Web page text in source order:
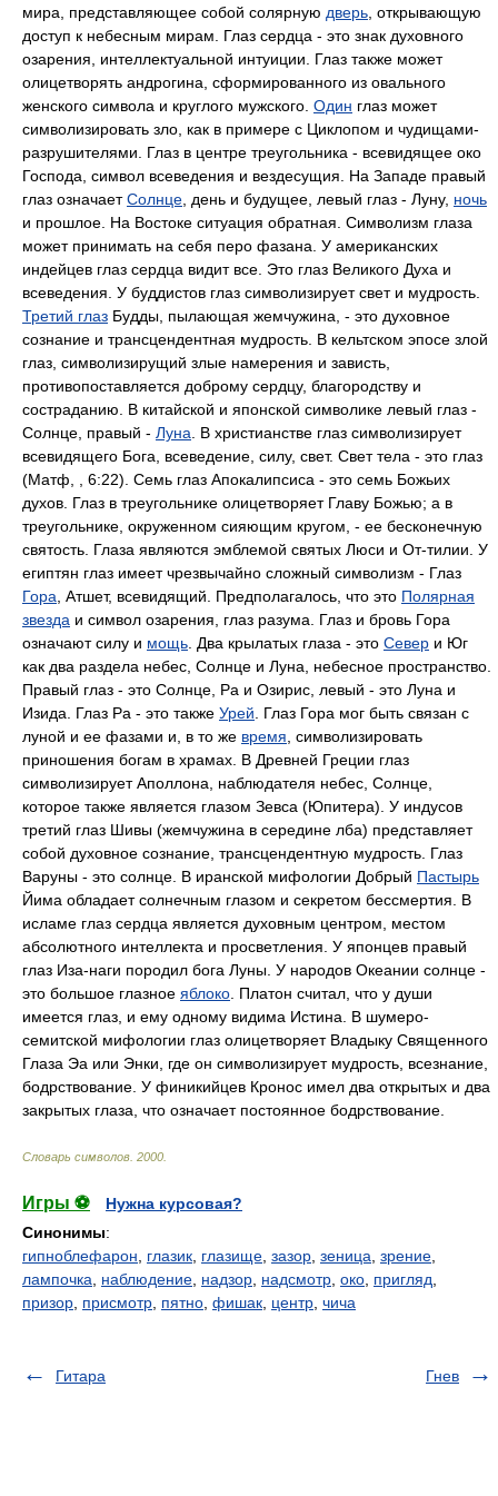
мира, представляющее собой солярную дверь , открывающую
доступ к небесным мирам. Глаз сердца - это знак духовного
озарения, интеллектуальной интуиции. Глаз также может
олицетворять андрогина, сформированного из овального
женского символа и круглого мужского. Один глаз может
символизировать зло, как в примере с Циклопом и чудищами-
разрушителями. Глаз в центре треугольника - всевидящее око
Господа, символ всеведения и вездесущия. На Западе правый
глаз означаетСолнце , день и будущее, левый глаз - Луну, ночь
и прошлое. На Востоке ситуация обратная. Символизм глаза
может принимать на себя перо фазана. У американских
индейцев глаз сердца видит все. Это глаз Великого Духа и
всеведения. У буддистов глаз символизирует свет и мудрость.
Третий глаз Будды, пылающая жемчужина, - это духовное
сознание и трансцендентная мудрость. В кельтском эпосе злой
глаз, символизирущий злые намерения и зависть,
противопоставляется доброму сердцу, благородству и
состраданию. В китайской и японской символике левый глаз -
Солнце, правый - Луна . В христианстве глаз символизирует
всевидящего Бога, всеведение, силу, свет. Свет тела - это глаз
(Матф, , 6:22). Семь глаз Апокалипсиса - это семь Божьих
духов. Глаз в треугольнике олицетворяет Главу Божью; а в
треугольнике, окруженном сияющим кругом, - ее бесконечную
святость. Глаза являются эмблемой святых Люси и От-тилии. У
египтян глаз имеет чрезвычайно сложный символизм - Глаз
Гора , Атшет, всевидящий. Предполагалось, что это Полярная
звезда и символ озарения, глаз разума. Глаз и бровь Гора
означают силу и мощь . Два крылатых глаза - это Север и Юг
как два раздела небес, Солнце и Луна, небесное пространство.
Правый глаз - это Солнце, Ра и Озирис, левый - это Луна и
Изида. Глаз Pa - это также Урей . Глаз Гора мог быть связан с
луной и ее фазами и, в то же время , символизировать
приношения богам в храмах. В Древней Греции глаз
символизирует Аполлона, наблюдателя небес, Солнце,
которое также является глазом Зевса (Юпитера). У индусов
третий глаз Шивы (жемчужина в середине лба) представляет
собой духовное сознание, трансцендентную мудрость. Глаз
Варуны - это солнце. В иранской мифологии Добрый Пастырь
Йима обладает солнечным глазом и секретом бессмертия. В
исламе глаз сердца является духовным центром, местом
абсолютного интеллекта и просветления. У японцев правый
глаз Иза-наги породил бога Луны. У народов Океании солнце -
это большое глазное яблоко . Платон считал, что у души
имеется глаз, и ему одному видима Истина. В шумеро-
семитской мифологии глаз олицетворяет Владыку Священного
Глаза Эа или Энки, где он символизирует мудрость, всезнание,
бодрствование. У финикийцев Кронос имел два открытых и два
закрытых глаза, что означает постоянное бодрствование.
Словарь символов 2000
Игры ⚽
Нужна курсовая?
Синонимы:
гипноблефарон
глазик глазище зазор зеница зрение
лампочка
наблюдение надзор надсмотр око пригляд
призор присмотр пятно фишак центр чича
Гитара Гнев